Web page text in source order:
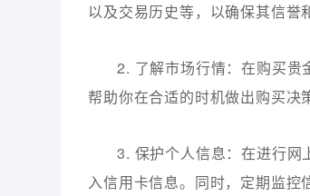
以及交易历史等，以确保其信誉
2. 了解市场行情：在购买贵
帮助你在合适的时机做出购买决
3. 保护个人信息：在进行
入信用卡信息。同时，定期监控